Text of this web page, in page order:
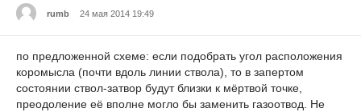
rumb 24 мая 2014 19:49
по предложенной схеме: если подобрать угол расположения
коромысла (почти вдоль линии ствола), то в запертом
состоянии ствол-затвор будут близки к мёртвой точке,
преодоление её вполне могло бы заменить газоотвод. Не